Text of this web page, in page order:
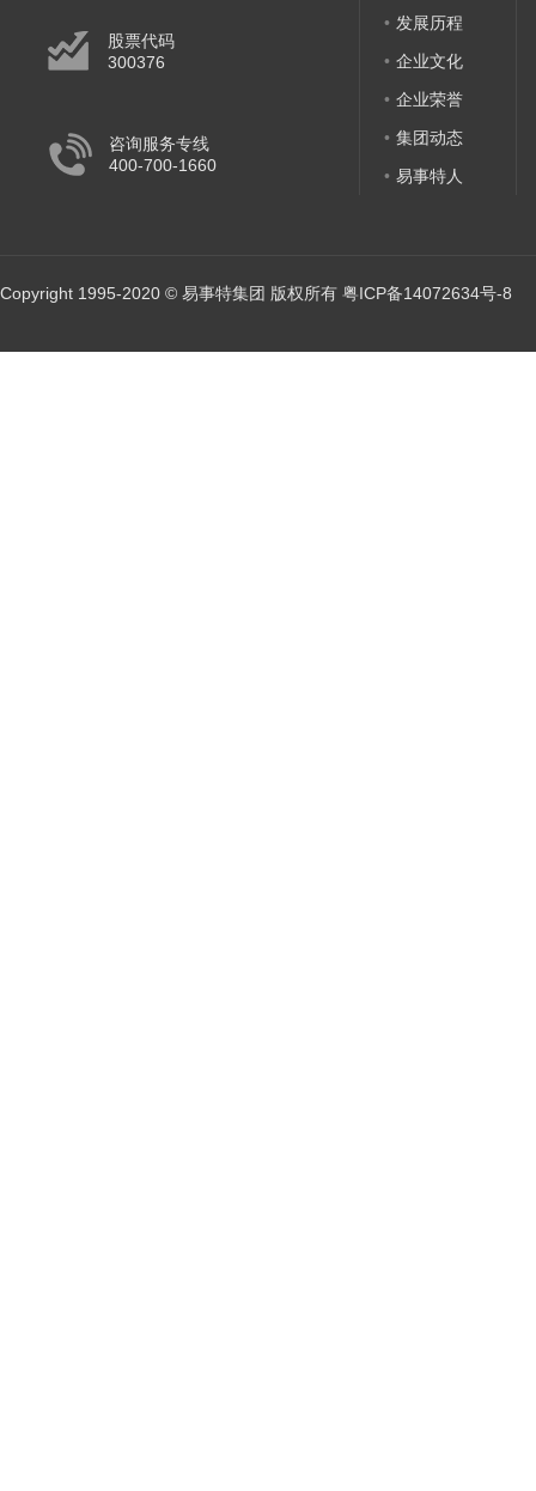
股票代码
300376
咨询服务专线
400-700-1660
发展历程
企业文化
企业荣誉
集团动态
易事特人
Copyright 1995-2020 © 易事特集团 版权所有 粤ICP备14072634号-8